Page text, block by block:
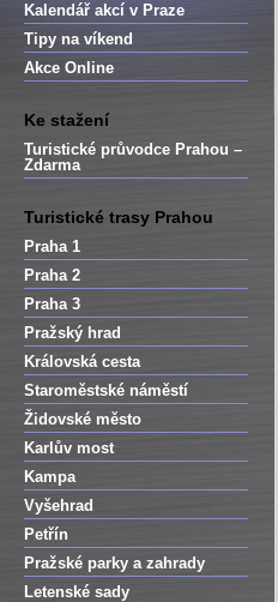
Kalendář akcí v Praze
Tipy na víkend
Akce Online
Ke stažení
Turistické průvodce Prahou –
Zdarma
Turistické trasy Prahou
Praha 1
Praha 2
Praha 3
Pražský hrad
Královská cesta
Staroměstské náměstí
Židovské město
Karlův most
Kampa
Vyšehrad
Petřín
Pražské parky a zahrady
Letenské sady